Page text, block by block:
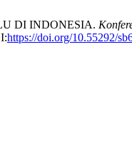
DI INDONESIA.
https://doi.org/10.55292/